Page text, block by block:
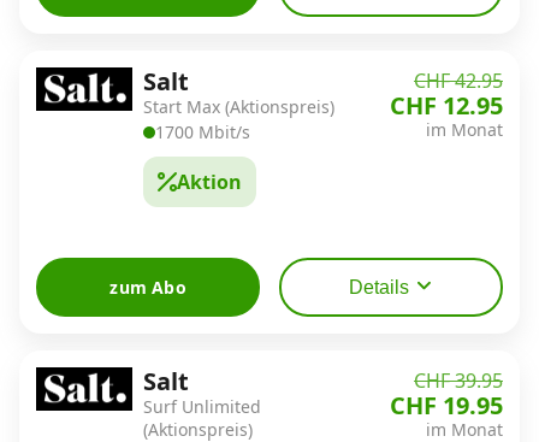
Salt
Start Max (Aktionspreis)
1700 Mbit/s
Aktion
CHF 42.95
CHF 12.95
im Monat
zum Abo Details
Salt
Surf Unlimited
(Aktionspreis)
CHF 39.95
CHF 19.95
im Monat